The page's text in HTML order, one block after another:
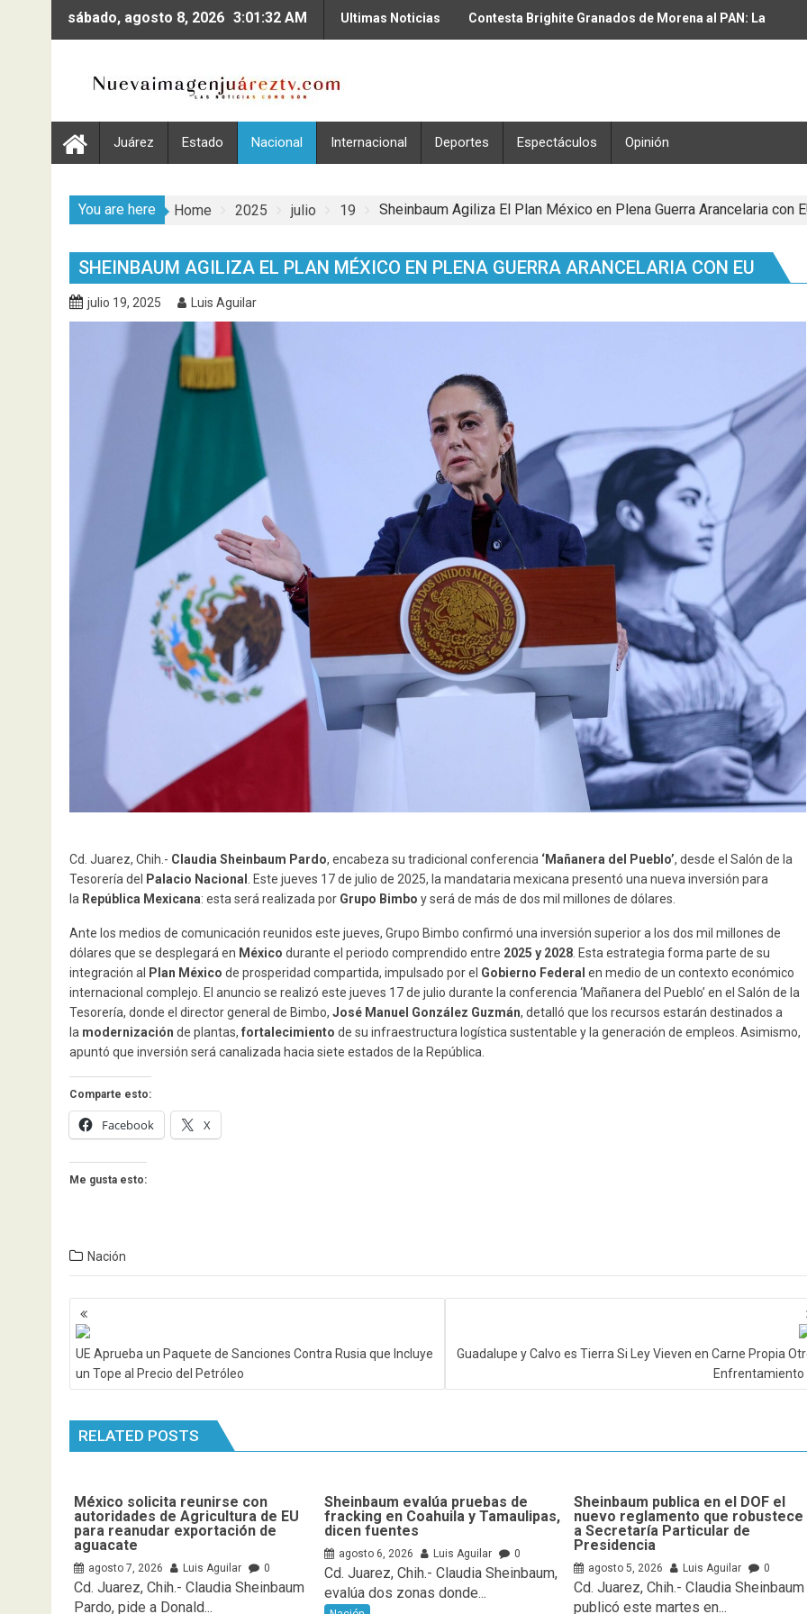
sábado, agosto 8, 2026 3:01:33 AM Ultimas Noticias Contesta Brighite Granados de Morena al PAN: La
Juárez Estado Nacional Internacional Deportes Espectáculos Opinión
You are here Home 2025 julio 19 Sheinbaum Agiliza El Plan México en Plena Guerra Arancelaria con
SHEINBAUM AGILIZA EL PLAN MÉXICO EN PLENA GUERRA ARANCELARIA CON EU
julio 19, 2025 Luis Aguilar
Cd. Juarez, Chih.- Claudia Sheinbaum Pardo, encabeza su tradicional conferencia ‘Mañanera del Pueblo’, desde el Salón de la
Tesorería del
Palacio Nacional . Este jueves 17 de julio de 2025, la mandataria mexicana presentó una nueva inversión para
la República Mexicana: esta será realizada por Grupo Bimbo y será de más de dos mil millones de dólares.
Ante los medios de comunicación reunidos este jueves, Grupo Bimbo confirmó una inversión superior a los dos mil millones de
dólares que se desplegará en México durante el periodo comprendido entre 2025 y 2028. Esta estrategia forma parte de su
integración al Plan México de prosperidad compartida, impulsado por el Gobierno Federal en medio de un contexto económico
internacional complejo. El anuncio se realizó este jueves 17 de julio durante la conferencia ‘Mañanera del Pueblo’ en el Salón de la
Tesorería, donde el director general de Bimbo, José Manuel González Guzmán, detalló que los recursos estarán destinados a
la modernización de plantas, fortalecimiento de su infraestructura logística sustentable y la generación de empleos. Asimismo,
apuntó que inversión será canalizada hacia siete estados de la República.
Comparte esto:
Facebook X
Me gusta esto:
Nación
Navegación
de
entradas
UE Aprueba un Paquete de Sanciones Contra Rusia que Incluye
un Tope al Precio del Petróleo
Guadalupe y Calvo es Tierra Si Ley Vieven en Carne Propia
Enfrentamiento
RELATED POSTS
México solicita reunirse con
autoridades de Agricultura de EU
para reanudar exportación de
aguacate
agosto 7, 2026 Luis Aguilar 0
Cd. Juarez, Chih.- Claudia Sheinbaum
Pardo, pide a Donald...
Sheinbaum evalúa pruebas de
fracking en Coahuila y Tamaulipas,
dicen fuentes
agosto 6, 2026 Luis Aguilar 0
Cd. Juarez, Chih.- Claudia Sheinbaum,
evalúa ⁠dos zonas donde...
Sheinbaum publica en el DOF el
nuevo reglamento que robustece
a Secretaría Particular de
Presidencia
agosto 5, 2026 Luis Aguilar 0
Cd. Juarez, Chih.- Claudia Sheinbaum
publicó este martes en...